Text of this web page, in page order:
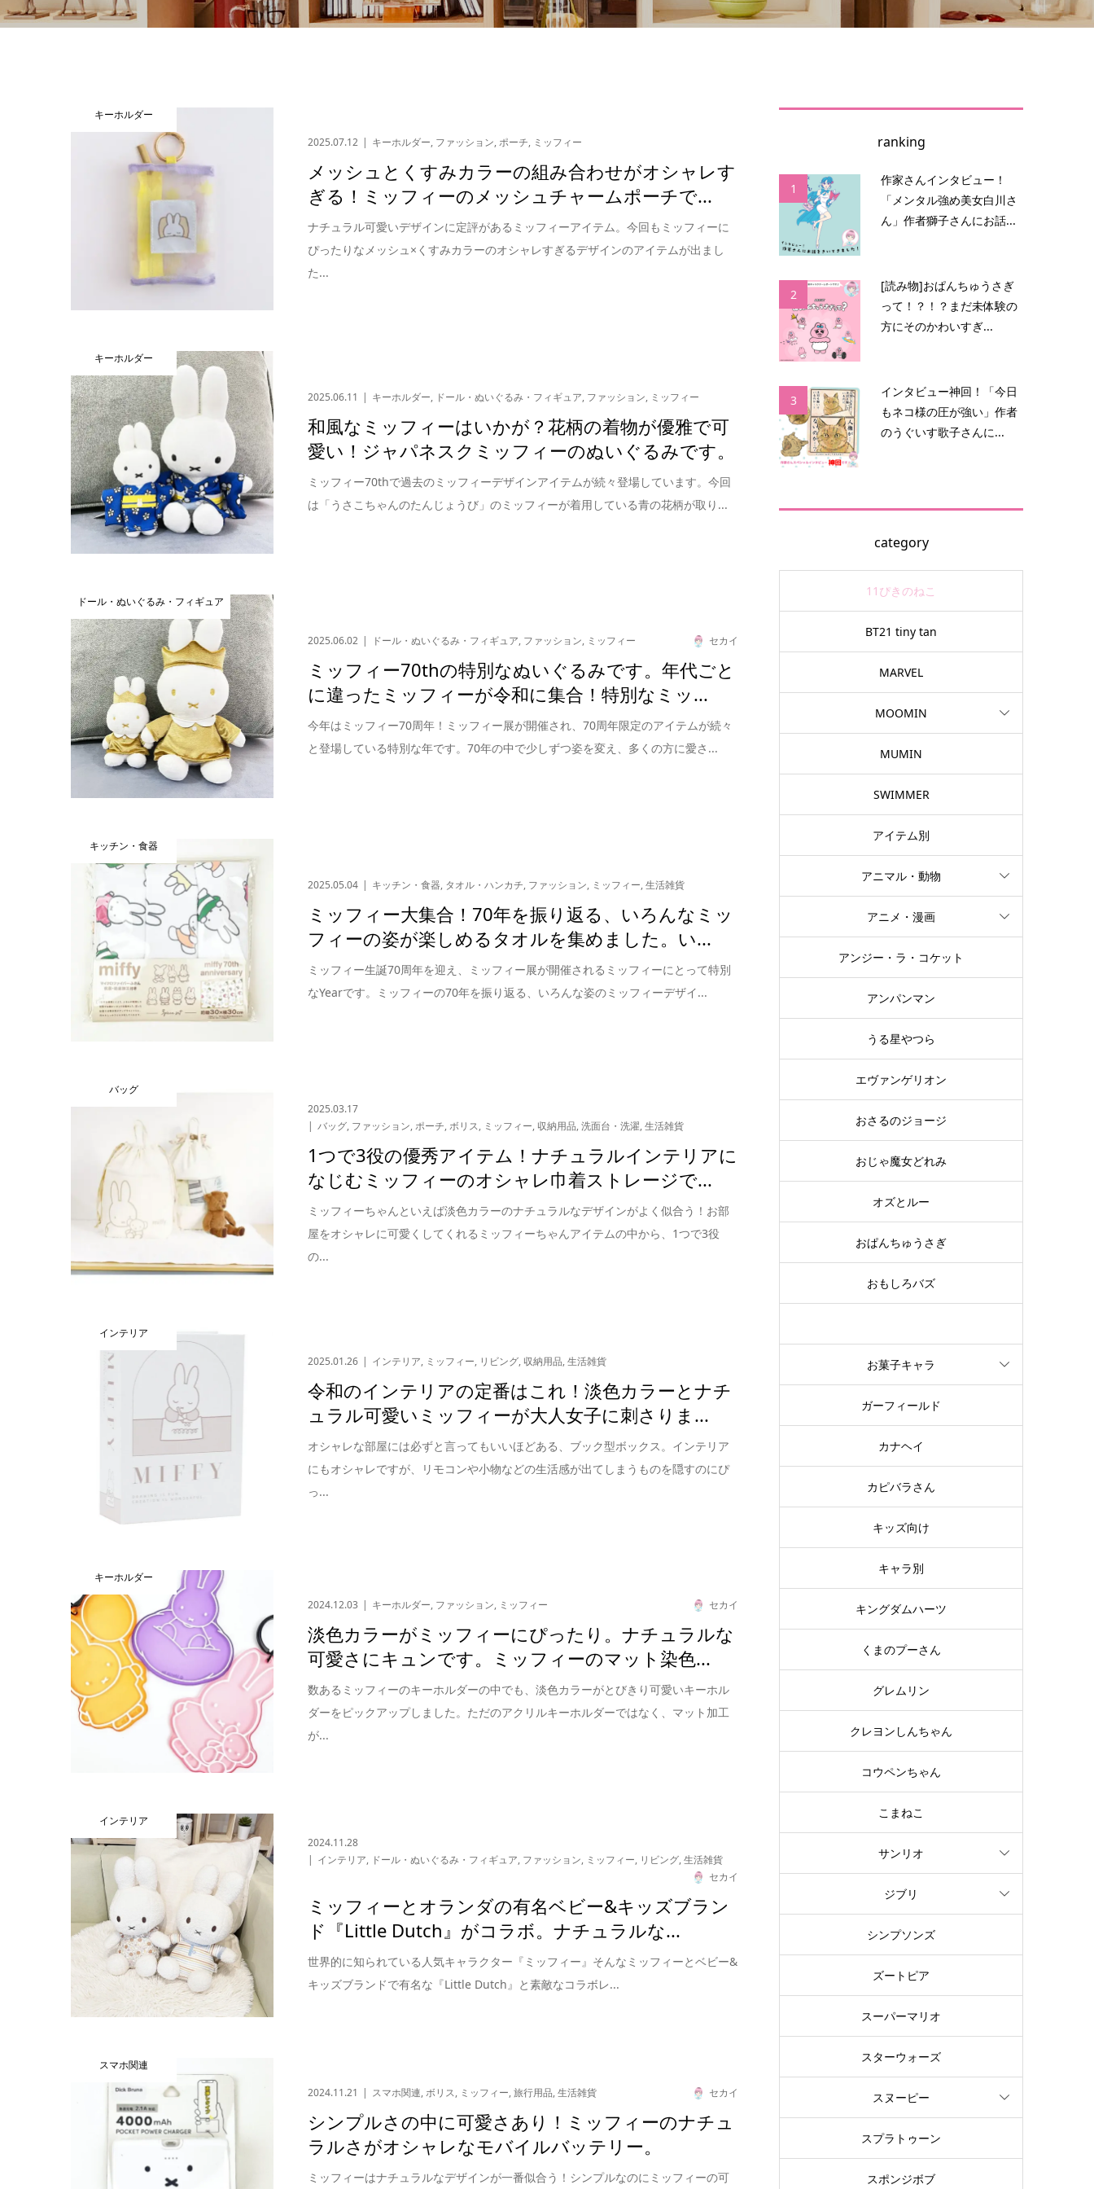
キーホルダー
2025.07.12 キーホルダー, ファッション,ポーチ, ミッフィー
メッシュとくすみカラーの組み合わせがオシャレす
ぎる！ミッフィーのメッシュチャームポーチで...
ナチュラル可愛いデザインに定評があるミッフィーアイテム。今回もミッフィーに
ぴったりなメッシュ×くすみカラーのオシャレすぎるデザインのアイテムが出まし
た...
キーホルダー
2025.06.11 キーホルダー, ドール・ぬいぐるみ・フィギュア, ファッション, ミッフィー
和風なミッフィーはいかが？花柄の着物が優雅で可
愛い！ジャパネスクミッフィーのぬいぐるみです。
ミッフィー70thで過去のミッフィーデザインアイテムが続々登場しています。今回
は「うさこちゃんのたんじょうび」のミッフィーが着用している青の花柄が取り...
ドール・ぬいぐるみ・フィギュア
2025.06.02 ドール・ぬいぐるみ・フィギュア, ファッション, ミッフィー セカイ
ミッフィー70thの特別なぬいぐるみです。年代ごと
に違ったミッフィーが令和に集合！特別なミッ...
今年はミッフィー70周年！ミッフィー展が開催され、70周年限定のアイテムが続々
と登場している特別な年です。70年の中で少しずつ姿を変え、多くの方に愛さ...
キッチン・食器
2025.05.04 キッチン・食器, タオル・ハンカチ, ファッション, ミッフィー,生活雑貨
ミッフィー大集合！70年を振り返る、いろんなミッ
フィーの姿が楽しめるタオルを集めました。い...
ミッフィー生誕70周年を迎え、ミッフィー展が開催されるミッフィーにとって特別
なYearです。ミッフィーの70年を振り返る、いろんな姿のミッフィーデザイ...
バッグ
2025.03.17
バッグ, ファッション,ポーチ,ボリス, ミッフィー, 収納用品,洗面台・洗濯,生活雑貨
1つで3役の優秀アイテム！ナチュラルインテリアに
なじむミッフィーのオシャレ巾着ストレージで...
ミッフィーちゃんといえば淡色カラーのナチュラルなデザインがよく似合う！お部
屋をオシャレに可愛くしてくれるミッフィーちゃんアイテムの中から、1つで3役
の...
インテリア
2025.01.26 インテリア, ミッフィー, リビング, 収納用品,生活雑貨
令和のインテリアの定番はこれ！淡色カラーとナチ
ュラル可愛いミッフィーが大人女子に刺さりま...
オシャレな部屋には必ずと言ってもいいほどある、ブック型ボックス。インテリア
にもオシャレですが、リモコンや小物などの生活感が出てしまうものを隠すのにぴ
っ...
キーホルダー
2024.12.03 キーホルダー, ファッション, ミッフィー セカイ
淡色カラーがミッフィーにぴったり。ナチュラルな
可愛さにキュンです。ミッフィーのマット染色...
数あるミッフィーのキーホルダーの中でも、淡色カラーがとびきり可愛いキーホル
ダーをピックアップしました。ただのアクリルキーホルダーではなく、マット加工
が...
インテリア
2024.11.28
インテリア, ドール・ぬいぐるみ・フィギュア, ファッション, ミッフィー, リビング,生活雑貨
セカイ
ミッフィーとオランダの有名ベビー&キッズブラン
ド『Little Dutch』がコラボ。ナチュラルな...
世界的に知られている人気キャラクター『ミッフィー』そんなミッフィーとベビー&
キッズブランドで有名な『Little Dutch』と素敵なコラボレ...
スマホ関連
2024.11.21 スマホ関連,ボリス, ミッフィー,旅行用品,生活雑貨 セカイ
シンプルさの中に可愛さあり！ミッフィーのナチュ
ラルさがオシャレなモバイルバッテリー。
ミッフィーはナチュラルなデザインが一番似合う！シンプルなのにミッフィーの可
ranking
1
作家さんインタビュー！
「メンタル強め美女白川さ
ん」作者獅子さんにお話...
2
[読み物]おぱんちゅうさぎ
って！？！？まだ未体験の
方にそのかわいすぎ...
3
インタビュー神回！「今日
もネコ様の圧が強い」作者
のうぐいす歌子さんに...
category
11ぴきのねこ
BT21 tiny tan
MARVEL
MOOMIN
MUMIN
SWIMMER
アイテム別
アニマル・動物
アニメ・漫画
アンジー・ラ・コケット
アンパンマン
うる星やつら
エヴァンゲリオン
おさるのジョージ
おじゃ魔女どれみ
オズとルー
おぱんちゅうさぎ
おもしろバズ
お菓子キャラ
ガーフィールド
カナヘイ
カピバラさん
キッズ向け
キャラ別
キングダムハーツ
くまのプーさん
グレムリン
クレヨンしんちゃん
コウペンちゃん
こまねこ
サンリオ
ジブリ
シンプソンズ
ズートピア
スーパーマリオ
スターウォーズ
スヌーピー
スプラトゥーン
スポンジボブ